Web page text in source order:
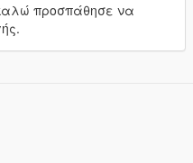
προσπάθησε να